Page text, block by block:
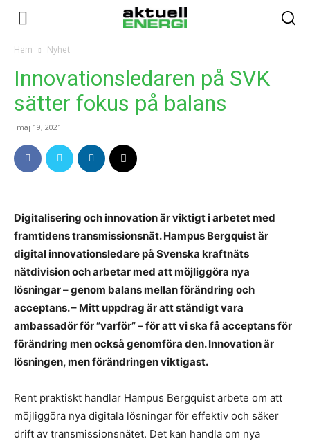
Hem Nyhet
Innovationsledaren på SVK
sätter fokus på balans
maj 19, 2021
Digitalisering och innovation är viktigt i arbetet med
framtidens transmissionsnät. Hampus Bergquist är
digital innovationsledare på Svenska kraftnäts
nätdivision och arbetar med att möjliggöra nya
lösningar – genom balans mellan förändring och
acceptans. – Mitt uppdrag är att ständigt vara
ambassadör för ”varför” – för att vi ska få acceptans för
förändring men också genomföra den. Innovation är
lösningen, men förändringen viktigast.
Rent praktiskt handlar Hampus Bergquist arbete om att
möjliggöra nya digitala lösningar för effektiv och säker
drift av transmissionsnätet. Det kan handla om nya